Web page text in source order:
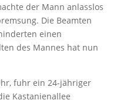
der Mann anlasslos
Die Beamten
einen
des Mannes hat nun
fuhr ein 24-jähriger
Kastanienallee